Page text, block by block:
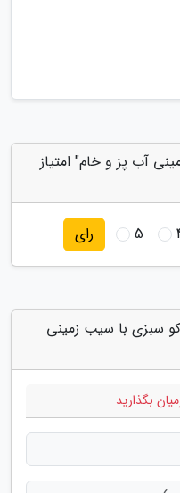
آب پز و خام" امتیاز
5 رای
سبزی با سیب زمینی
بگذارید